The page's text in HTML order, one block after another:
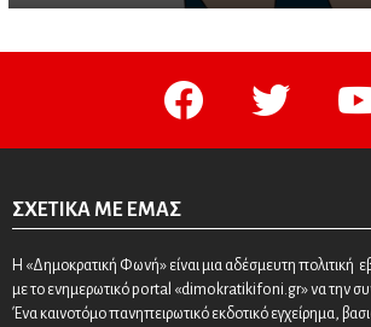
facebook twitter
ΣΧΕΤΙΚΆ ΜΕ ΕΜΆΣ
Η «Δημοκρατική Φωνή» είναι μια αδέσμευτη πολιτική
με το ενημερωτικό portal «dimokratikifoni.gr» να την
Ένα καινοτόμο πανηπειρωτικό εκδοτικό εγχείρημα,